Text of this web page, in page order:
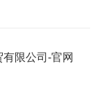
限公司-官网